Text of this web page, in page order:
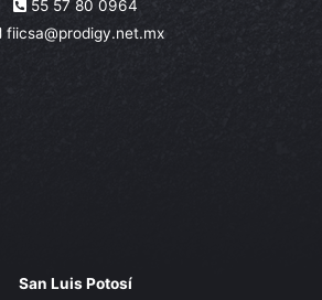
55 57 80 0964
fiicsa@prodigy.net.mx
San Luis Potosí